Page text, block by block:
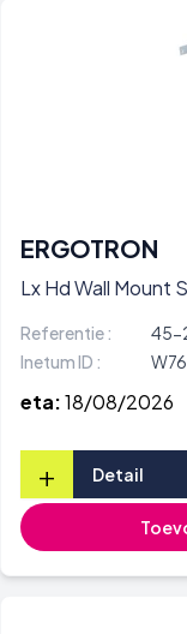
ERGOTRON
Lx Hd Wall Mount
Referentie :
45-
Inetum ID :
eta:18/08/2026
+ Detail